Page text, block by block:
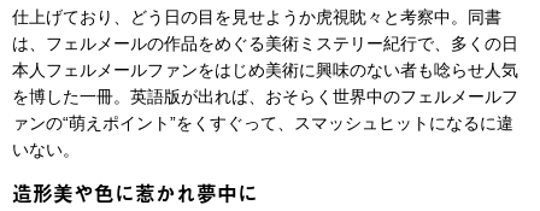
仕上げており、どう日の目を見せようか虎視眈々と考察中。同書
は、フェルメールの作品をめぐる美術ミステリー紀行で、多くの日
本人フェルメールファンをはじめ美術に興味のない者も唸らせ人気
を博した一冊。英語版が出れば、おそらく世界中のフェルメールフ
ァンの“萌えポイント”をくすぐって、スマッシュヒットになるに違
いない。
造形美や色に惹かれ夢中に